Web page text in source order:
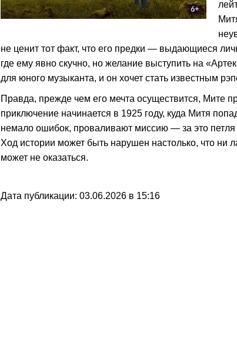
не ценит тот факт, что его предки — выдающиеся
где ему явно скучно, но желание выступить на
для юного музыканта, и он хочет стать известным
Правда, прежде чем его мечта осуществится, Мите
приключение начинается в 1925 году, куда Митя
немало ошибок, проваливают миссию — за это
Ход истории может быть нарушен настолько, что ни
может не оказаться.
Дата публикации: 03.06.2026 в 15:16